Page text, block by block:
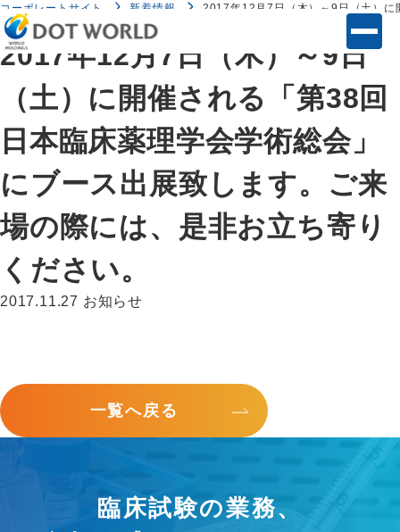
コーポレートサイト 新着情報 2017年12月7日（木）～9日（土）に
2017年12月7日（木）～9日
（土）に開催される「第38回
日本臨床薬理学会学術総会」
にブース出展致します。ご来
場の際には、是非お立ち寄り
ください。
2017.11.27 お知らせ
一覧へ戻る
臨床試験の業務、